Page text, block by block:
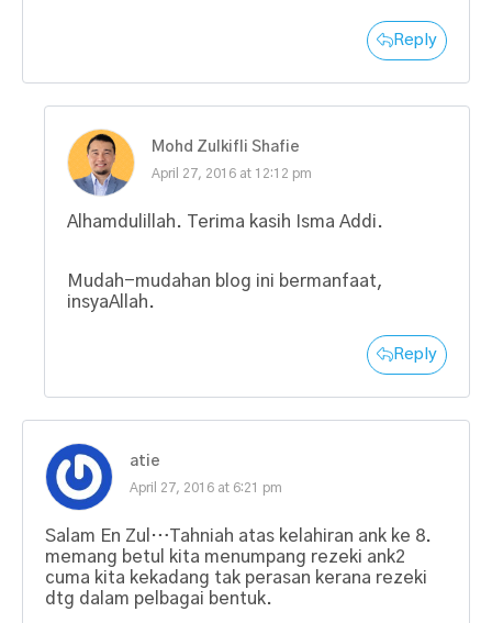
Reply
Mohd Zulkifli Shafie
April 27, 2016 at 12:12 pm
Alhamdulillah. Terima kasih Isma Addi.
Mudah-mudahan blog ini bermanfaat,
insyaAllah.
Reply
atie
April 27, 2016 at 6:21 pm
Salam En Zul…Tahniah atas kelahiran ank ke 8.
memang betul kita menumpang rezeki ank2
cuma kita kekadang tak perasan kerana rezeki
dtg dalam pelbagai bentuk.